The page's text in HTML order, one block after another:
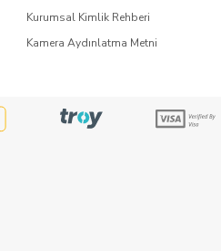
Kurumsal Kimlik Rehberi
Kamera Aydınlatma Metni